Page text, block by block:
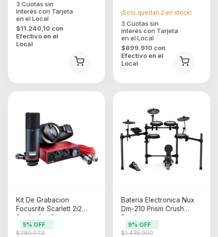
$11.240,10 con
Efectivo en el
Local
$899.910 con
Efectivo en el
Local
¡Solo quedan 2 en stock!
Kit De Grabacion
Focusrite Scarlett 2i2
Studio 3ra Generaci
Color Rojo Rojo/negro
$780.073
5% OFF
Bateria Electronica Nux
Dm-210 Prism Crush
Black
$1.435.990
9% OFF